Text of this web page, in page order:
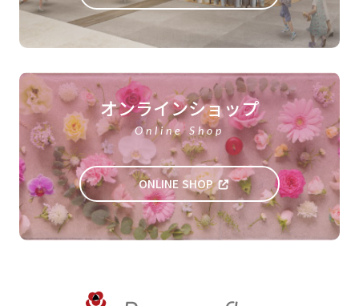
オンラインショップ
Online Shop
ONLINE SHOP